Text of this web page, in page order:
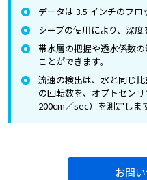
データは 3.5 インチのフロ
シーブの使用により、深度
帯水層の把握や透水係数
ことができます。
流速の検出は、水と同じ
の回転数を、オプトセン
200cm／sec）を測定します
お問